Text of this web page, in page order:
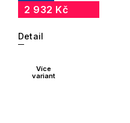
2 932 Kč
Detail
Více
variant